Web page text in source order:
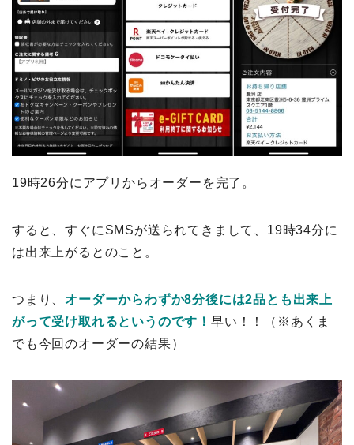
19時26分にアプリからオーダーを完了。
すると、すぐにSMSが送られてきまして、19時34分に
は出来上がるとのこと。
つまり、オーダーからわずか8分後には2品とも出来上
がって受け取れるというのです！ 早い！！（※あくま
でも今回のオーダーの結果）